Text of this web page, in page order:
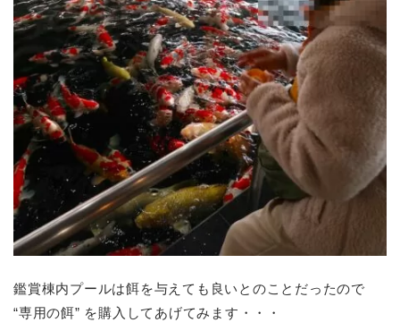
鑑賞棟内プールは餌を与えても良いとのことだったので
“専用の餌” を購入してあげてみます・・・